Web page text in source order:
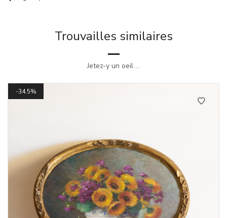
Trouvailles similaires
Jetez-y un oeil ...
34.5%